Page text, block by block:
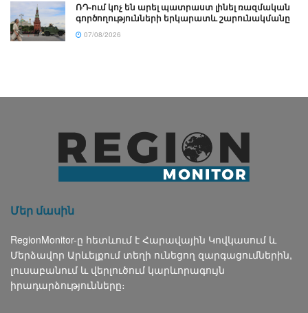
ՌԴ-ում կոչ են արել պատրաստ լինել ռազմական
գործողությունների երկարատև շարունակմանը
07/08/2026
Մեր մասին
RegionMonitor-ը հետևում է Հարավային Կովկասում և
Մերձավոր Արևելքում տեղի ունեցող զարգացումներին,
լուսաբանում և վերլուծում կարևորագույն
իրադարձությունները։